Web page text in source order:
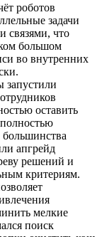
роботов
задачи
связями, что
большом
во внутренних
запустили
оставить
большинства
апгрейд
решений и
критериям.
мелкие
поиск